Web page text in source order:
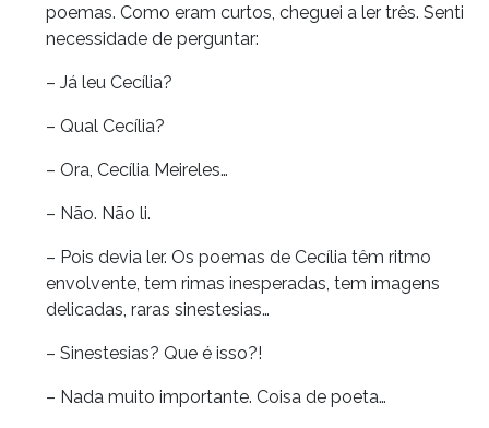
poemas. Como eram curtos, cheguei a ler três. Senti
necessidade de perguntar:
– Já leu Cecília?
– Qual Cecília?
– Ora, Cecília Meireles…
– Não. Não li.
– Pois devia ler. Os poemas de Cecília têm ritmo
envolvente, tem rimas inesperadas, tem imagens
delicadas, raras sinestesias…
– Sinestesias? Que é isso?!
– Nada muito importante. Coisa de poeta…